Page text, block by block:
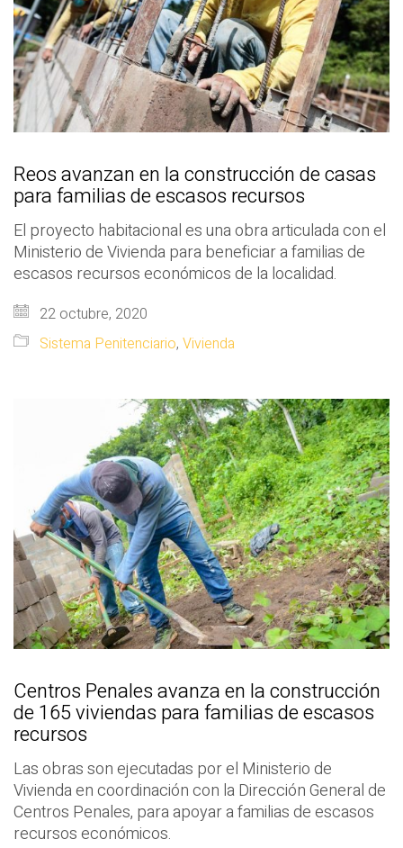
Reos avanzan en la construcción de casas
para familias de escasos recursos
El proyecto habitacional es una obra articulada con el
Ministerio de Vivienda para beneficiar a familias de
escasos recursos económicos de la localidad.
22 octubre, 2020
Sistema Penitenciario, Vivienda
Centros Penales avanza en la construcción
de 165 viviendas para familias de escasos
recursos
Las obras son ejecutadas por el Ministerio de
Vivienda en coordinación con la Dirección General de
Centros Penales, para apoyar a familias de escasos
recursos económicos.